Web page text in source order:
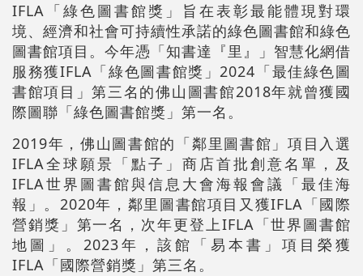
IFLA「綠色圖書館獎」旨在表彰最能體現對環
境、經濟和社會可持續性承諾的綠色圖書館和綠色
圖書館項目。今年憑「知書達『里』」智慧化網借
服務獲IFLA「綠色圖書館獎」2024「最佳綠色圖
書館項目」第三名的佛山圖書館2018年就曾獲國
際圖聯「綠色圖書館獎」第一名。
2019年，佛山圖書館的「鄰里圖書館」項目入選
IFLA全球願景「點子」商店首批創意名單，及
IFLA世界圖書館與信息大會海報會議「最佳海
報」。2020年，鄰里圖書館項目又獲IFLA「國際
營銷獎」第一名，次年更登上IFLA「世界圖書館
地圖」。2023年，該館「易本書」項目榮獲
IFLA「國際營銷獎」第三名。